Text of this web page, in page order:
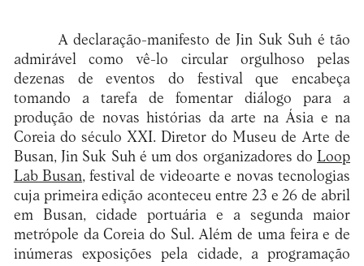
A declaração-manifesto de Jin Suk Suh é tão
admirável como vê-lo circular orgulhoso pelas
dezenas de eventos do festival que encabeça
tomando a tarefa de fomentar diálogo para a
produção de novas histórias da arte na Ásia e na
Coreia do século XXI. Diretor do Museu de Arte de
Busan, Jin Suk Suh é um dos organizadores doLoop
Lab Busan, festival de videoarte e novas tecnologias
cuja primeira edição aconteceu entre 23 e 26 de abril
em Busan, cidade portuária e a segunda maior
metrópole da Coreia do Sul. Além de uma feira e de
inúmeras exposições pela cidade, a programação